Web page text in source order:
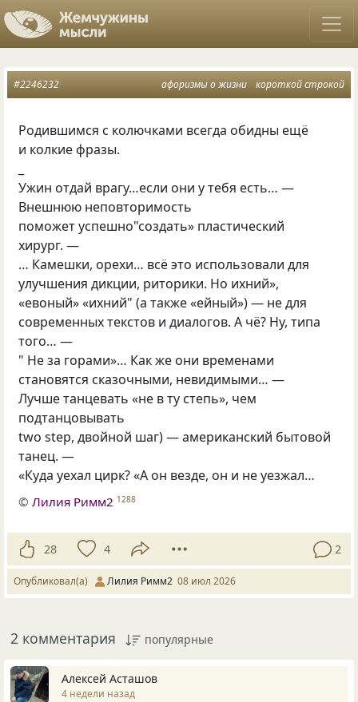
афоризмы о жизни короткой строкой
#2246232
Родившимся с колючками всегда обидны ещё
и колкие фразы.
Ужин отдай врагу…если они у тебя есть… —
Внешнюю неповторимость
поможет успешно"создать» пластический
хирург. —
… Камешки, орехи… всё это использовали для
улучшения дикции, риторики. Но ихний»,
«евоный» «ихний" (а также «ейный») — не для
современных текстов и диалогов. А чё? Ну, типа
того… —
" Не за горами»… Как же они временами
становятся сказочными, невидимыми… —
Лучше танцевать «не в ту степь», чем
подтанцовывать
two step, двойной шаг) — американский бытовой
танец. —
«Куда уехал цирк? «А он везде, он и не уезжал…
©Лилия Римм2 1288
28 4 2
Опубликовал(а) Лилия Римм2 08 июл 2026
2 комментария популярные
Алексей Асташов
4 недели назад